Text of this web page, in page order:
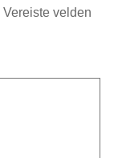
Vereiste velden